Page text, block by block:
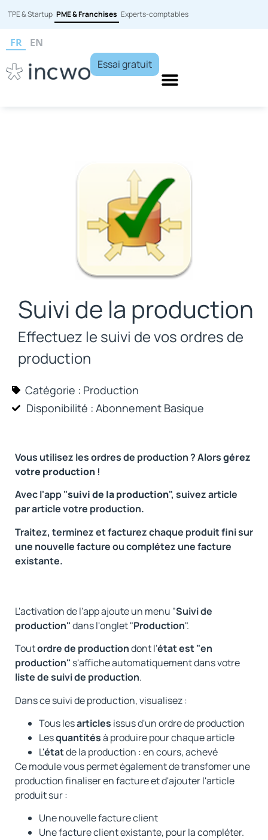
TPE & Startup PME & Franchises Experts-comptables
FR
EN
Essai gratuit
Suivi de la production
Effectuez le suivi de vos ordres de
production
Catégorie : Production
Disponibilité : Abonnement Basique
Vous utilisez les ordres de production ? Alorsgérez
votre production !
Avec l'app "suivi de la production", suivez article
par article votre production.
Traitez, terminez et facturez chaque produit fini sur
une nouvelle facture ou complétez une facture
existante.
L'activation de l'app ajoute un menu "Suivi de
production"dans l'onglet "Production".
Toutordre de productiondont l'état est "en
production" s'affiche automatiquement dans votre
liste de suivi de production.
Dans ce suivi de production, visualisez :
Tous lesarticles issus d'un ordre de production
Lesquantitésà produire pour chaque article
L'étatde la production : en cours, achevé
Ce module vous permet également de transfomer une
production finaliser en facture et d'ajouter l'article
produit sur :
Une nouvelle facture client
Une facture client existante, pour la compléter.